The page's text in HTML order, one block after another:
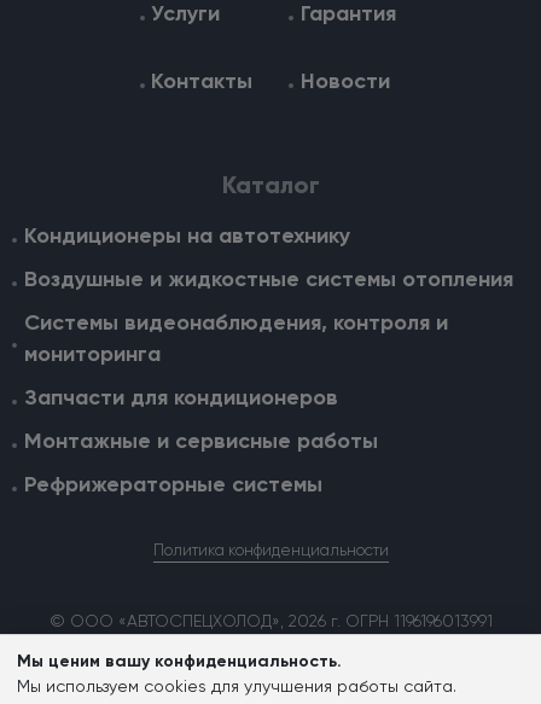
Услуги Гарантия
Контакты Новости
Каталог
Кондиционеры на автотехнику
Воздушные и жидкостные cистемы отопления
Системы видеонаблюдения, контроля и
мониторинга
Запчасти для кондиционеров
Монтажные и сервисные работы
Рефрижераторные системы
© ООО «АВТОСПЕЦХОЛОД», 2026 г. ОГРН 1196196013991
Политика конфиденциальности
Согласие на обработку персональных данных
Мы ценим вашу конфиденциальность.
Мы используем cookies для улучшения работы сайта.